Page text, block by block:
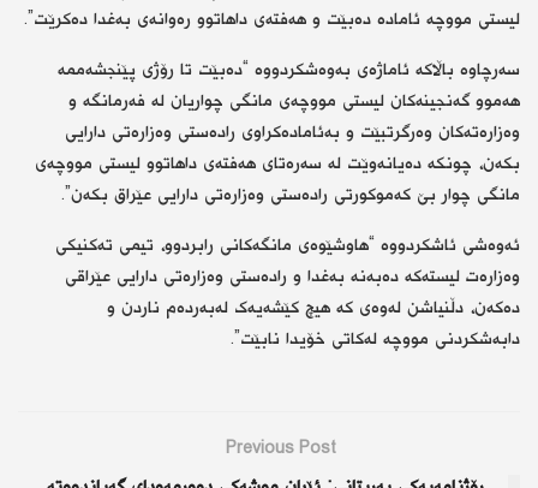
لیستی مووچە ئامادە دەبێت و هەفتەی داهاتوو رەوانەی بەغدا دەکرێت”.
سەرچاوە باڵاکە ئاماژەی بەوەشکردووە “دەبێت تا رۆژی پێنجشەممە
هەموو گەنجینەکان لیستی مووچەی مانگی چواریان لە فەرمانگە و
وەزارەتەکان وەرگرتبێت و بەئامادەکراوی رادەستی وەزارەتی دارایی
بکەن، چونکە دەیانەوێت لە سەرەتای هەفتەی داهاتوو لیستی مووچەی
مانگی چوار بێ کەموکورتی رادەستی وەزارەتی دارایی عێراق بکەن”.
ئەوەشى ئاشکردووە “هاوشێوەی مانگەکانی رابردوو، تیمی تەکنیکی
وەزارەت لیستەکە دەبەنە بەغدا و رادەستی وەزارەتی دارایی عێراقی
دەکەن، دڵنیاشن لەوەی کە هیچ کێشەیەک لەبەردەم ناردن و
دابەشکردنی مووچە لەکاتی خۆیدا نابێت”.
Previous Post